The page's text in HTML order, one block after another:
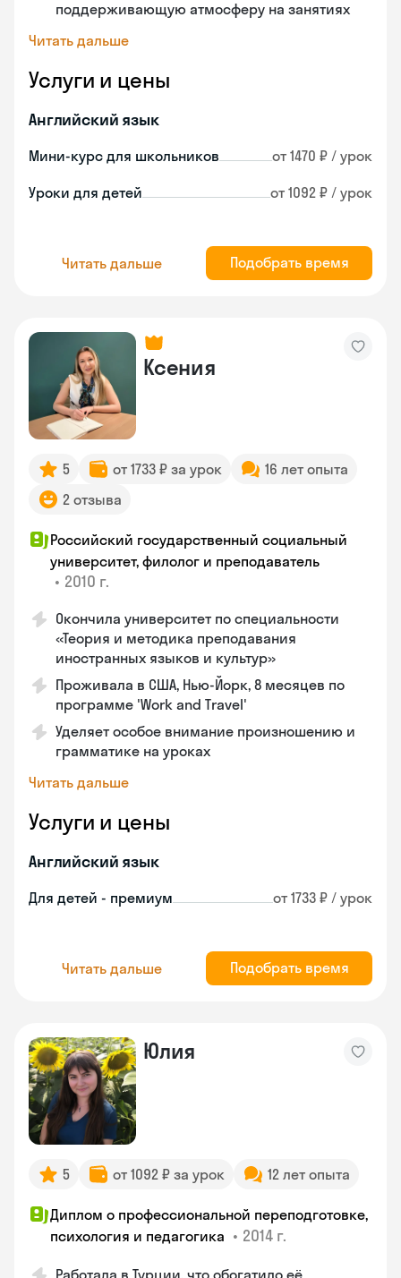
поддерживающую атмосферу на занятиях
Читать дальше
Услуги и цены
Английский язык
Мини-курс для школьников от 1470 ₽ / урок
Уроки для детей от 1092 ₽ / урок
Читать дальше Подобрать время
Ксения
5 от 1733 ₽ за урок
16 лет опыта
2 отзыва
Российский государственный социальный
университет, филолог и преподаватель
• 2010 г.
Окончила университет по специальности
«Теория и методика преподавания
иностранных языков и культур»
Проживала в США, Нью-Йорк, 8 месяцев по
программе 'Work and Travel'
Уделяет особое внимание произношению и
грамматике на уроках
Читать дальше
Услуги и цены
Английский язык
Для детей - премиум от 1733 ₽ / урок
Читать дальше Подобрать время
Юлия
5 от 1092 ₽ за урок 12 лет опыта
Диплом о профессиональной переподготовке,
психология и педагогика • 2014 г.
Работала в Турции, что обогатило её